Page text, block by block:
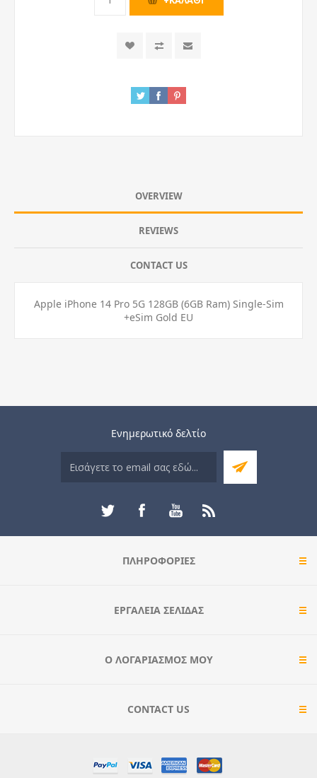
OVERVIEW
REVIEWS
CONTACT US
Apple iPhone 14 Pro 5G 128GB (6GB Ram) Single-Sim
+eSim Gold EU
Ενημερωτικό δελτίο
ΠΛΗΡΟΦΟΡΊΕΣ
ΕΡΓΑΛΕΊΑ ΣΕΛΊΔΑΣ
Ο ΛΟΓΑΡΙΑΣΜΌΣ ΜΟΥ
CONTACT US